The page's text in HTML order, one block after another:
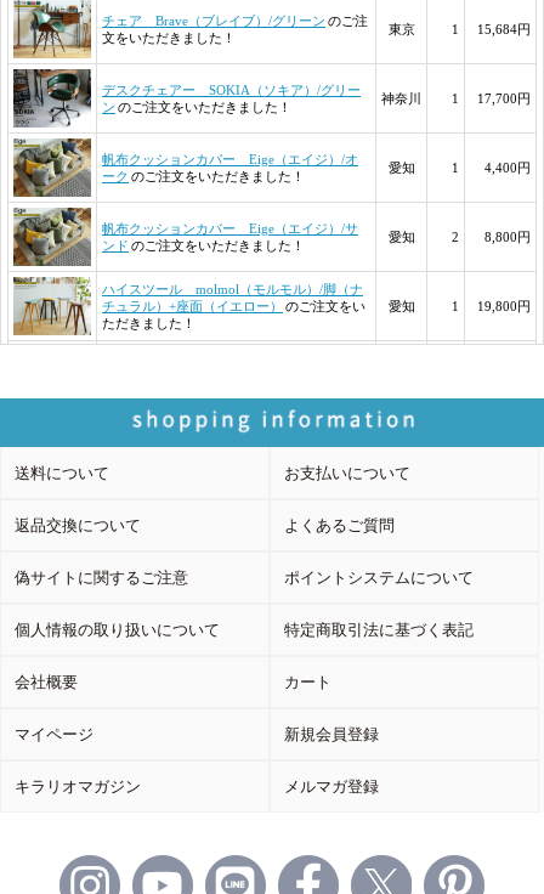
送料について お支払いについて
返品交換について よくあるご質問
偽サイトに関するご注意 ポイントシステムについて
個人情報の取り扱いについて 特定商取引法に基づく表記
会社概要 カート
マイページ 新規会員登録
キラリオマガジン メルマガ登録